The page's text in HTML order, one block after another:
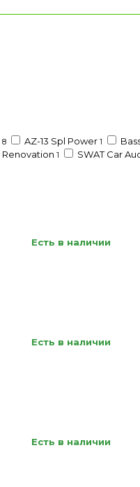
8 AZ-13 Spl Power 1
Renovation 1 SWAT Car
Есть в наличии
Есть в наличии
Есть в наличии